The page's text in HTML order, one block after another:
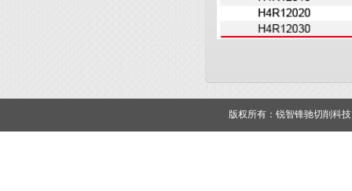
版权所有：锐智锋驰切削科